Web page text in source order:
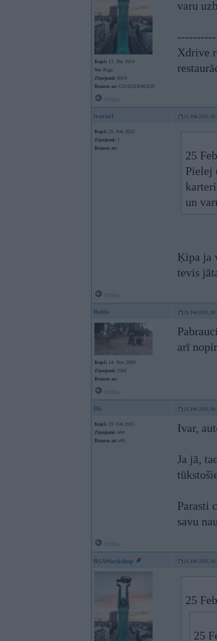
Kopš: 13. Dec 2014
No: Rīga
Ziņojumi: 8414
Braucu ar: G31/E53/E46/E39
varu
Xdrive
ivarzz1 25. Feb 2025,
Kopš: 25. Feb 2025
Ziņojumi: 1
Braucu ar:
25
Pielej
un
Ķipa ja
tevis
Bullis 25. Feb 2025,
Kopš: 14. Nov 2003
Ziņojumi: 2501
Braucu ar:
arī
Dii 25. Feb 2025,
Kopš: 19. Feb 2015
Ziņojumi: 444
Braucu ar: e91
Ivar,
Ja jā,
Parasti
savu
RSAWorkshop 25. Feb 2025,
25
25